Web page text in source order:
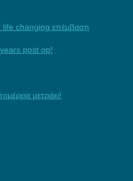
life changing επέμβαση
post op!
μετράει!